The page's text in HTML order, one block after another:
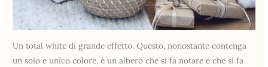
Un total white di grande effetto. Questo, nonostante contenga
un solo e unico colore, è un albero che si fa notare e che si fa